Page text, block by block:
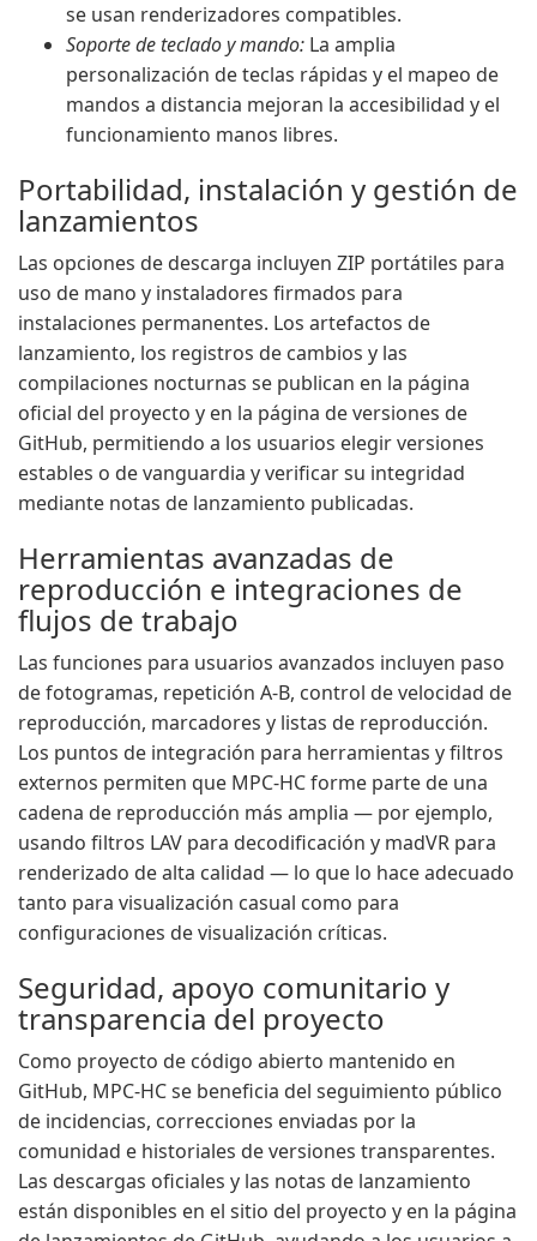
se usan renderizadores compatibles.
Soporte de teclado y mando: La amplia
personalización de teclas rápidas y el mapeo de
mandos a distancia mejoran la accesibilidad y el
funcionamiento manos libres.
Portabilidad, instalación y gestión de
lanzamientos
Las opciones de descarga incluyen ZIP portátiles para
uso de mano y instaladores firmados para
instalaciones permanentes. Los artefactos de
lanzamiento, los registros de cambios y las
compilaciones nocturnas se publican en la página
oficial del proyecto y en la página de versiones de
GitHub, permitiendo a los usuarios elegir versiones
estables o de vanguardia y verificar su integridad
mediante notas de lanzamiento publicadas.
Herramientas avanzadas de
reproducción e integraciones de
flujos de trabajo
Las funciones para usuarios avanzados incluyen paso
de fotogramas, repetición A-B, control de velocidad de
reproducción, marcadores y listas de reproducción.
Los puntos de integración para herramientas y filtros
externos permiten que MPC-HC forme parte de una
cadena de reproducción más amplia — por ejemplo,
usando filtros LAV para decodificación y madVR para
renderizado de alta calidad — lo que lo hace adecuado
tanto para visualización casual como para
configuraciones de visualización críticas.
Seguridad, apoyo comunitario y
transparencia del proyecto
Como proyecto de código abierto mantenido en
GitHub, MPC-HC se beneficia del seguimiento público
de incidencias, correcciones enviadas por la
comunidad e historiales de versiones transparentes.
Las descargas oficiales y las notas de lanzamiento
están disponibles en el sitio del proyecto y en la página